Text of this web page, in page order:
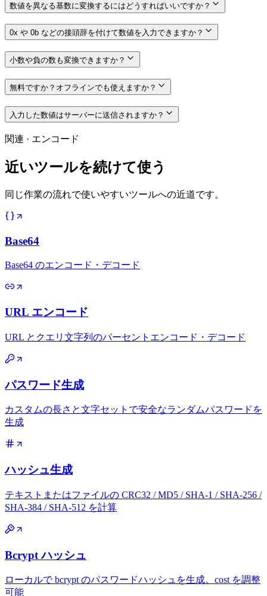
数値を異なる基数に変換するにはどうすればいいですか？
0x や 0b などの接頭辞を付けて数値を入力できますか？
小数や負の数も変換できますか？
無料ですか？オフラインでも使えますか？
入力した数値はサーバーに送信されますか？
関連 · エンコード
近いツールを続けて使う
同じ作業の流れで使いやすいツールへの近道です。
Base64
Base64 のエンコード・デコード
URL エンコード
URL とクエリ文字列のパーセントエンコード・デコード
パスワード生成
カスタムの長さと文字セットで安全なランダムパスワードを
生成
ハッシュ生成
テキストまたはファイルの CRC32 / MD5 / SHA-1 / SHA-256 /
SHA-384 / SHA-512 を計算
Bcrypt ハッシュ
ローカルで bcrypt のパスワードハッシュを生成。cost を調整
可能